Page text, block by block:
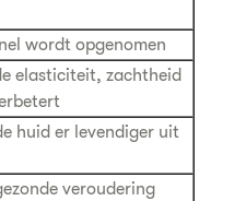
wordt opgenomen
elasticiteit, zachtheid
huid er levendiger uit
veroudering